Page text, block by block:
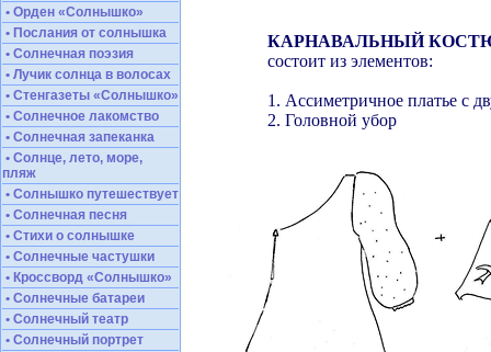
• Орден «Солнышко»
• Послания от солнышка
• Солнечная поэзия
• Лучик солнца в волосах
• Стенгазеты «Солнышко»
• Солнечное лакомство
• Солнечная запеканка
• Солнце, лето, море,
пляж
• Солнышко путешествует
• Солнечная песня
• Стихи о солнышке
• Солнечные частушки
• Кроссворд «Солнышко»
• Солнечные батареи
• Солнечный театр
• Солнечный портрет
КАРНАВАЛЬНЫЙ
состоит из элементов:
1. Ассиметричное платье с
2. Головной убор